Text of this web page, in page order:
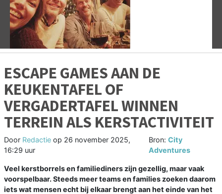
Vorige
ESCAPE GAMES AAN DE
KEUKENTAFEL OF
VERGADERTAFEL WINNEN
TERREIN ALS KERSTACTIVITEIT
Door Redactie op 26 november 2025,
16:29 uur
Bron: City
Adventures
Veel kerstborrels en familiediners zijn gezellig, maar vaak
voorspelbaar. Steeds meer teams en families zoeken daarom
iets wat mensen echt bij elkaar brengt aan het einde van het